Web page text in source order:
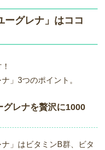
ーグレナ」はココ
」3つのポイント。
レナを贅沢に1000
ナ」はビタミンB群、ビタ